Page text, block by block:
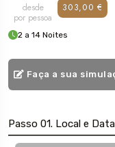
desde
por pessoa
303,00 €
2 a 14 Noites
Faça a sua
Passo 01. Local